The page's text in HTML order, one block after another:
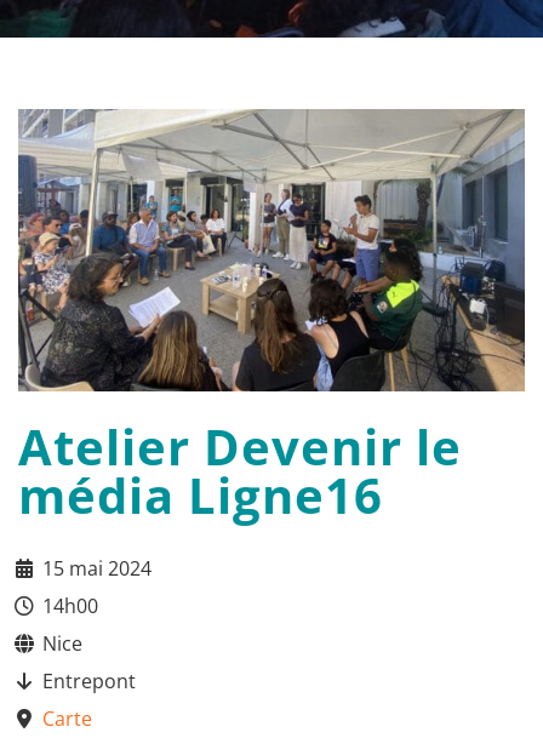
Atelier Devenir le
média Ligne16
15 mai 2024
14h00
Nice
Entrepont
Carte